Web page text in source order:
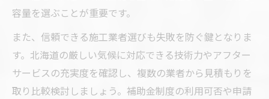
容量を選ぶことが重要です。
また、信頼できる施工業者選びも失敗を防ぐ鍵となりま
す。北海道の厳しい気候に対応できる技術力やアフター
サービスの充実度を確認し、複数の業者から見積もりを
取り比較検討しましょう。補助金制度の利用可否や申請